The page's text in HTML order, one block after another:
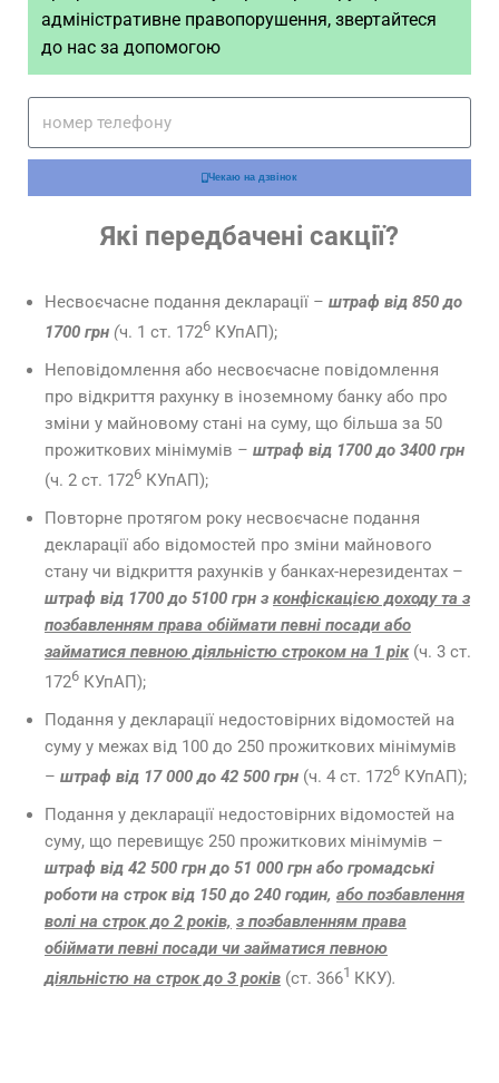
адміністративне правопорушення, звертайтеся
до нас за допомогою
Чекаю на дзвінок
Які передбачені сакції?
Несвоєчасне подання декларації – штраф від 850 до
1700 грн (ч. 1 ст. 1726 КУпАП);
Неповідомлення або несвоєчасне повідомлення
про відкриття рахунку в іноземному банку або про
зміни у майновому стані на суму, що більша за 50
прожиткових мінімумів – штраф від 1700 до 3400 грн
(ч. 2 ст. 1726 КУпАП);
Повторне протягом року несвоєчасне подання
декларації або відомостей про зміни майнового
стану чи відкриття рахунків у банках-нерезидентах –
штраф від 1700 до 5100 грн з конфіскацією доходу та з
позбавленням права обіймати певні посади або
займатися певною діяльністю строком на 1 рік(ч. 3 ст.
1726 КУпАП);
Подання у декларації недостовірних відомостей на
суму у межах від 100 до 250 прожиткових мінімумів
– штраф від 17 000 до 42 500 грн (ч. 4 ст. 1726 КУпАП);
Подання у декларації недостовірних відомостей на
суму, що перевищує 250 прожиткових мінімумів –
штраф від 42 500 грн до 51 000 грн або громадські
роботи на строк від 150 до 240 годин, або позбавлення
волі на строк до 2 років, з позбавленням права
обіймати певні посади чи займатися певною
діяльністю на строк до 3 років (ст. 3661 ККУ).